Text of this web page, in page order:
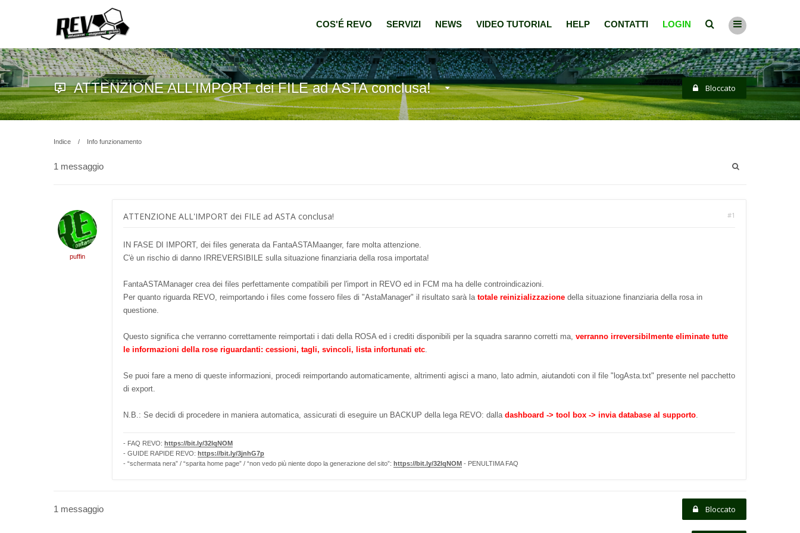
COS'É REVO SERVIZI NEWS VIDEO TUTORIAL HELP CONTATTI LOGIN
ATTENZIONE ALL'IMPORT dei FILE ad ASTA conclusa! Bloccato
Indice Info funzionamento
1 messaggio
puffin
ATTENZIONE ALL'IMPORT dei FILE ad ASTA conclusa! #1
IN FASE DI IMPORT, dei files generata da FantaASTAMaanger, fare molta attenzione.
C'è un rischio di danno IRREVERSIBILE sulla situazione finanziaria della rosa importata!
FantaASTAManager crea dei files perfettamente compatibili per l'import in REVO ed in FCM ma ha delle controindicazioni.
Per quanto riguarda REVO, reimportando i files come fossero files di "AstaManager" il risultato sarà la totale reinizializzazione della situazione finanziaria della rosa in
questione.
Questo significa che verranno correttamente reimportati i dati della ROSA ed i crediti disponibili per la squadra saranno corretti ma, verranno irreversibilmente eliminate tutte
le informazioni della rose riguardanti: cessioni, tagli, svincoli, lista infortunati etc.
Se puoi fare a meno di queste informazioni, procedi reimportando automaticamente, altrimenti agisci a mano, lato admin, aiutandoti con il file "logAsta.txt" presente nel pacchetto
di export.
N.B.: Se decidi di procedere in maniera automatica, assicurati di eseguire un BACKUP della lega REVO: dalla dashboard -> tool box -> invia database al supporto.
- FAQ REVO: https://bit.ly/32lqNOM
- GUIDE RAPIDE REVO: https://bit.ly/3jnhG7p
- “schermata nera” / “sparita home page” / “non vedo più niente dopo la generazione del sito”: https://bit.ly/32lqNOM - PENULTIMA FAQ
1 messaggio Bloccato